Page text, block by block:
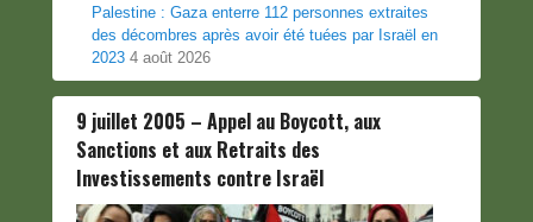
Palestine : Gaza enterre 112 personnes extraites
des décombres après avoir été tuées par Israël en
2023 4 août 2026
9 juillet 2005 – Appel au Boycott, aux
Sanctions et aux Retraits des
Investissements contre Israël